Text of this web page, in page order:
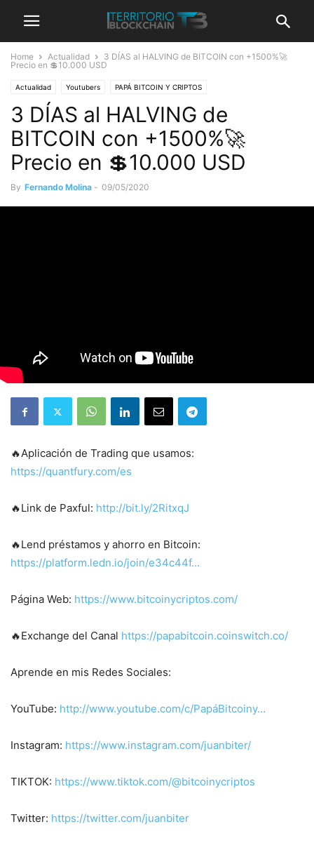
Home Actualidad
3 DÍAS al HALVING de BITCOIN con +1500%🚀
Precio en 💲10.000 USD
Actualidad Youtubers PAPÁ BITCOIN Y CRIPTOS
3 DÍAS al HALVING de
BITCOIN con +1500%🚀
Precio en 💲10.000 USD
By Fernando Molina - 09/05/2020
🔥Aplicación de Trading que usamos:
https://quantfury.com/es
🔥Link de Paxful: http://bit.ly/2RitxqJ
🔥Lend préstamos y ahorro en Bitcoin:
https://platform.ledn.io/join/e34c44f…
Página Web: https://www.bitcoinycriptos.com/
🔥Exchange del Canal https://papabitcoin.coinswitch.co/
Aprende en mis Redes Sociales:
YouTube: http://www.youtube.com/c/PapáBitcoiny…
Instagram: https://www.instagram.com/juanbiter/
TIKTOK: https://www.tiktok.com/@bitcoinycriptos
Twitter: https://twitter.com/juanbiter